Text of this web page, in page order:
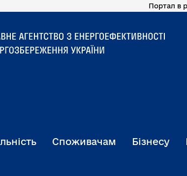
Портал в
Споживачам Бізнесу